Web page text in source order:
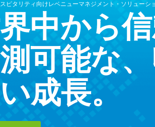
ピタリティ向けレベニューマネジメント・ソリューシ
中から
可能な
成長。